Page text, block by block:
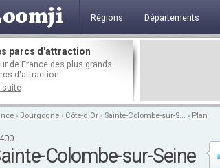
Régions Départements
parcs d'attraction
de France des plus grands
d'attraction
suite
› Bourgogne › Côte-d'Or › Sainte-Colombe-sur-S... › Plan
Colombe-sur-Seine